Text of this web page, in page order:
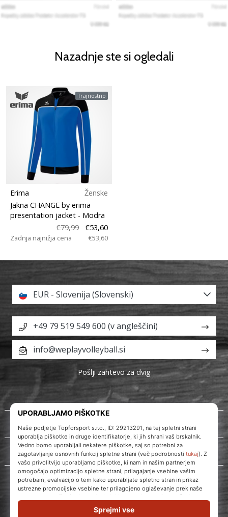
Nazadnje ste si ogledali
Trajnostno
Erima
Ženske
Jakna CHANGE by erima
presentation jacket - Modra
€79,99
€53,60
Zadnja najnižja cena €53,60
O nas
Storitve za stranke
EUR - Slovenija (Slovenski)
+49 79 519 549 600 (v angleščini)
info@weplayvolleyball.si
Pošlji zahtevo za dvig